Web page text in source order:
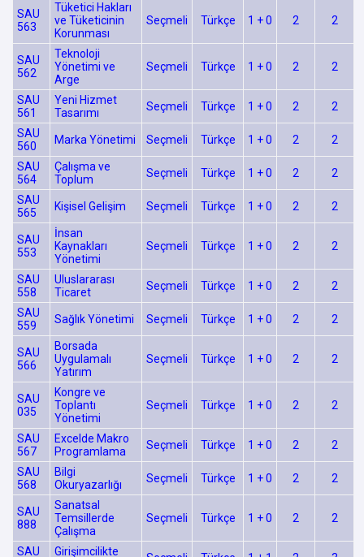
SAU
563
Tüketici Hakları
ve Tüketicinin
Korunması
Seçmeli Türkçe 1 + 0 2 2
SAU
562
Teknoloji
Yönetimi ve
Arge
Seçmeli Türkçe 1 + 0 2 2
SAU
561
Yeni Hizmet
Tasarımı
Seçmeli Türkçe 1 + 0 2 2
SAU
560
Marka Yönetimi Seçmeli Türkçe 1 + 0 2 2
SAU
564
Çalışma ve
Toplum
Seçmeli Türkçe 1 + 0 2 2
SAU
565
Kişisel Gelişim Seçmeli Türkçe 1 + 0 2 2
SAU
553
İnsan
Kaynakları
Yönetimi
Seçmeli Türkçe 1 + 0 2 2
SAU
558
Uluslararası
Ticaret
Seçmeli Türkçe 1 + 0 2 2
SAU
559
Sağlık Yönetimi Seçmeli Türkçe 1 + 0 2 2
SAU
566
Borsada
Uygulamalı
Yatırım
Seçmeli Türkçe 1 + 0 2 2
SAU
035
Kongre ve
Toplantı
Yönetimi
Seçmeli Türkçe 1 + 0 2 2
SAU
567
Excelde Makro
Programlama
Seçmeli Türkçe 1 + 0 2 2
SAU
568
Bilgi
Okuryazarlığı
Seçmeli Türkçe 1 + 0 2 2
SAU
888
Sanatsal
Temsillerde
Çalışma
Seçmeli Türkçe 1 + 0 2 2
SAU
Girişimcilikte